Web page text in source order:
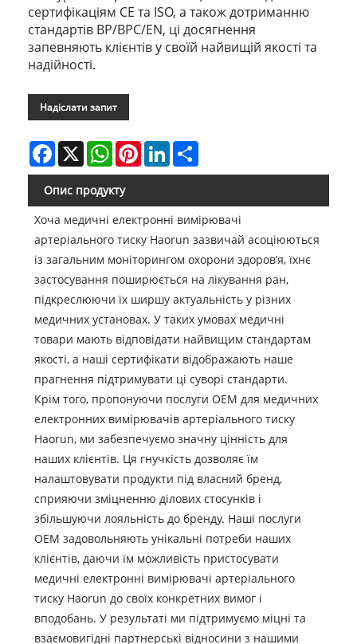
сертифікаціям CE та ISO, а також дотриманню
стандартів BP/BPC/EN, ці досягнення
запевняють клієнтів у своїй найвищій якості та
надійності.
Надіслати запит
Facebook
X WhatsAppPinterestLinkedIn
Опис продукту
Хоча медичні електронні вимірювачі
артеріального тиску Haorun зазвичай асоціюються
із загальним моніторингом охорони здоров’я, їхнє
застосування поширюється на лікування ран,
підкреслюючи їх ширшу актуальність у різних
медичних установах. У таких умовах медичні
товари мають відповідати найвищим стандартам
якості, а наші сертифікати відображають наше
прагнення підтримувати ці суворі стандарти.
Крім того, пропонуючи послуги OEM для медичних
електронних вимірювачів артеріального тиску
Haorun, ми забезпечуємо значну цінність для
наших клієнтів. Ця гнучкість дозволяє їм
налаштовувати продукти під власний бренд,
сприяючи зміцненню ділових стосунків і
збільшуючи лояльність до бренду. Наші послуги
OEM задовольняють унікальні потреби наших
клієнтів, даючи їм можливість пристосувати
медичні електронні вимірювачі артеріального
тиску Haorun до своїх конкретних вимог і
вподобань. У результаті ми підтримуємо міцні та
взаємовигідні партнерські відносини з нашими